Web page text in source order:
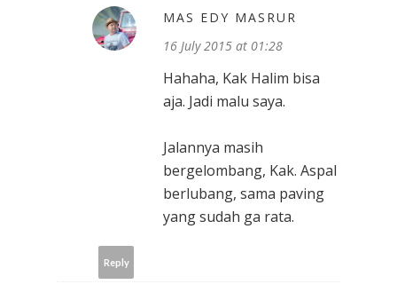
MAS EDY MASRUR
16 July 2015 at 01:28
Hahaha, Kak Halim bisa
aja. Jadi malu saya.
Jalannya masih
bergelombang, Kak. Aspal
berlubang, sama paving
yang sudah ga rata.
Reply